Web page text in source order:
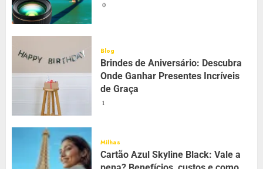
0
Blog
Brindes de Aniversário: Descubra
Onde Ganhar Presentes Incríveis
de Graça
1
Milhas
Cartão Azul Skyline Black: Vale a